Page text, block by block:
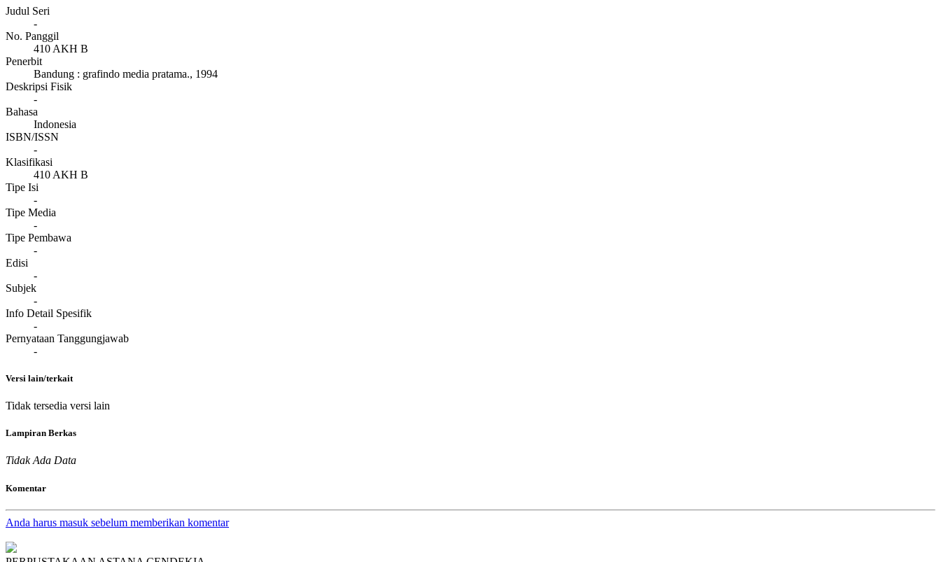
Judul Seri
-
No. Panggil
410 AKH B
Penerbit
Bandung : grafindo media pratama., 1994
Deskripsi Fisik
-
Bahasa
Indonesia
ISBN/ISSN
-
Klasifikasi
410 AKH B
Tipe Isi
-
Tipe Media
-
Tipe Pembawa
-
Edisi
-
Subjek
-
Info Detail Spesifik
-
Pernyataan Tanggungjawab
-
Versi lain/terkait
Tidak tersedia versi lain
Lampiran Berkas
Tidak Ada Data
Komentar
Anda harus masuk sebelum memberikan komentar